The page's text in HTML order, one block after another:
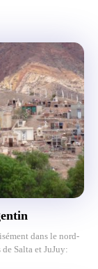
dans le nord-
Salta et JuJuy: